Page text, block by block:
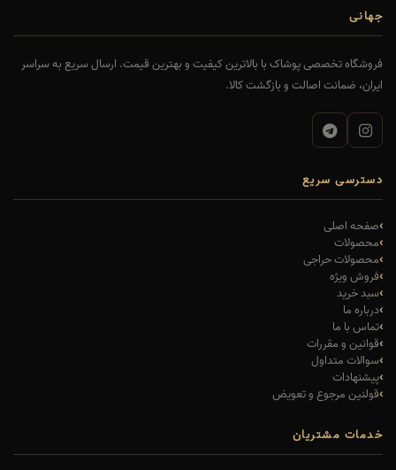
جهانی
فروشگاه تخصصی پوشاک با بالاترین کیفیت و بهترین قیمت. ارسال سریع به سراسر
ایران، ضمانت اصالت و بازگشت کالا.
دسترسی سریع
صفحه اصلی
محصولات
محصولات حراجی
فروش ویژه
سبد خرید
درباره ما
تماس با ما
قوانین و مقررات
سوالات متداول
پیشنهادات
قولنین مرجوع و تعویض
خدمات مشتریان